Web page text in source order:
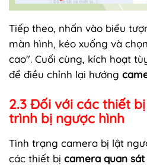
Tiếp theo, nhấn vào biểu
màn hình, kéo xuống và
cao". Cuối cùng, kích hoạt
để điều chỉnh lại hướng
2.3 Đối với các thiết
trình bị ngược hình
Tình trạng camera bị lật
các thiết bị camera quan sát